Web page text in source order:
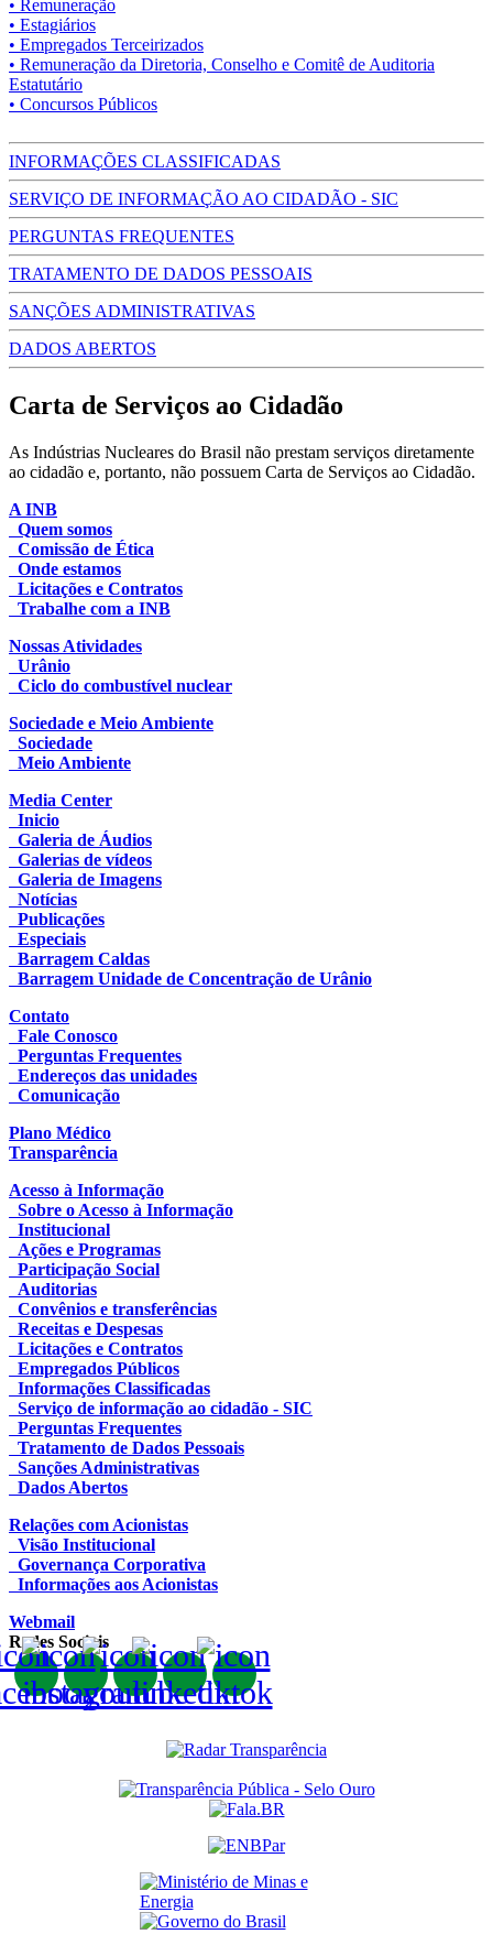
• Remuneração
• Estagiários
• Empregados Terceirizados
• Remuneração da Diretoria, Conselho e Comitê de Auditoria
Estatutário
• Concursos Públicos
INFORMAÇÕES CLASSIFICADAS
SERVIÇO DE INFORMAÇÃO AO CIDADÃO - SIC
PERGUNTAS FREQUENTES
TRATAMENTO DE DADOS PESSOAIS
SANÇÕES ADMINISTRATIVAS
DADOS ABERTOS
Carta de Serviços ao Cidadão
As Indústrias Nucleares do Brasil não prestam serviços diretamente
ao cidadão e, portanto, não possuem Carta de Serviços ao Cidadão.
A INB
Quem somos
Comissão de Ética
Onde estamos
Licitações e Contratos
Trabalhe com a INB
Nossas Atividades
Urânio
Ciclo do combustível nuclear
Sociedade e Meio Ambiente
Sociedade
Meio Ambiente
Media Center
Inicio
Galeria de Áudios
Galerias de vídeos
Galeria de Imagens
Notícias
Publicações
Especiais
Barragem Caldas
Barragem Unidade de Concentração de Urânio
Contato
Fale Conosco
Perguntas Frequentes
Endereços das unidades
Comunicação
Plano Médico
Transparência
Acesso à Informação
Sobre o Acesso à Informação
Institucional
Ações e Programas
Participação Social
Auditorias
Convênios e transferências
Receitas e Despesas
Licitações e Contratos
Empregados Públicos
Informações Classificadas
Serviço de informação ao cidadão - SIC
Perguntas Frequentes
Tratamento de Dados Pessoais
Sanções Administrativas
Dados Abertos
Relações com Acionistas
Visão Institucional
Governança Corporativa
Informações aos Acionistas
Webmail
Redes Sociais